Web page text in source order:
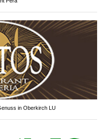
in Oberkirch LU